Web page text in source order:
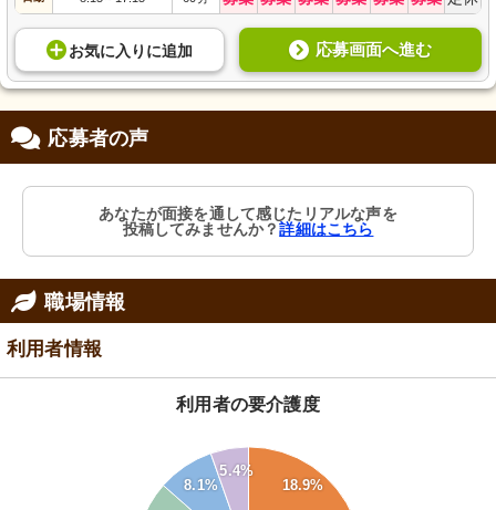
お気に入り に追加 応募画面へ進む
応募者の声
あなたが面接を通して感じたリアルな声を
投稿してみませんか？詳細はこちら
職場情報
利用者情報
利用者の要介護度
18.9%
8.1%
5.4%